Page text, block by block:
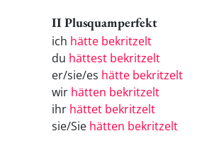
II Plusquamperfekt
ich hätte bekritzelt
du hättest bekritzelt
er/sie/es hätte bekritzelt
wir hätten bekritzelt
ihr hättet bekritzelt
sie/Sie hätten bekritzelt